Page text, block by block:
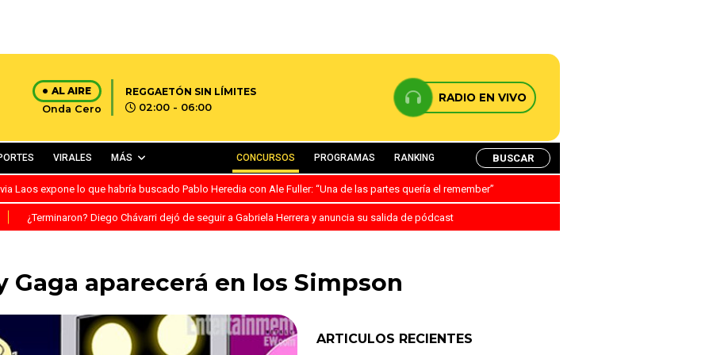
AL AIRE
Onda Cero
REGGAETÓN SIN LÍMITES
02:00 - 06:00
RADIO EN VIVO
VIRALES MÁS CONCURSOS PROGRAMAS RANKING BUSCAR
Laos expone lo que habría buscado Pablo Heredia con Ale Fuller: “Una de las partes quería el remember”
¿Terminaron? Diego Chávarri dejó de seguir a Gabriela Herrera y anuncia su salida de pódcast
Gaga aparecerá en los Simpson
ARTICULOS RECIENTES